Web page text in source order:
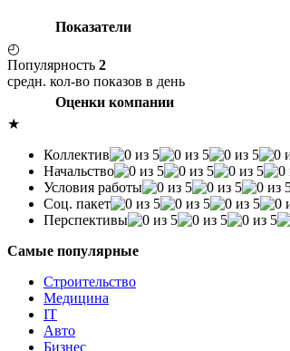
Показатели
◴
Популярность 2
средн. кол-во показов в день
Оценки компании
★
Коллектив
Начальство
Условия работы
Соц. пакет
Перспективы
Самые популярные
Строительство
Медицина
IT
Авто
Бизнес